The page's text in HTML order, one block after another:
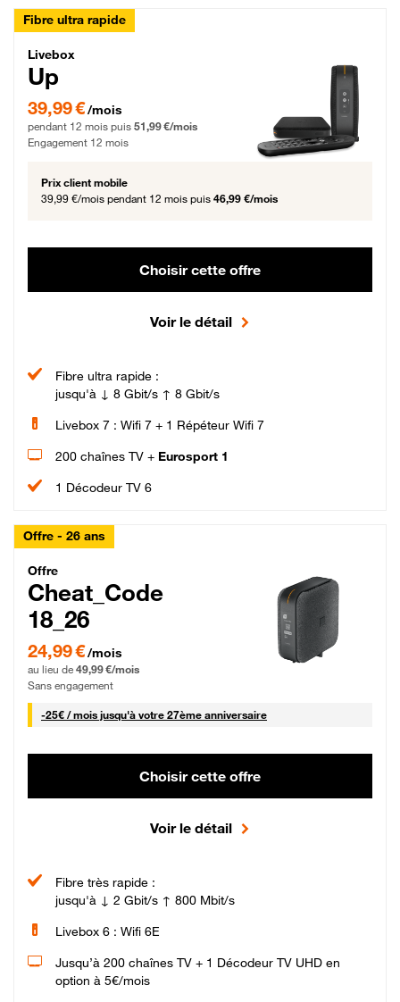
Fibre ultra rapide
Livebox Up Fibre
Livebox
Up
39,99 € par mois pendant 12 mois puis 51,99 € par mois, Engagement 12 mois
39,99 €/mois
pendant 12 mois puis 51,99 €/mois
Engagement 12 mois
Prix client mobile
39,99 €/mois pendant 12 mois puis 46,99 €/mois
Choisir cette offre
Voir le détail
Fibre ultra rapide :
jusqu'à ↓ 8 Gbit/s ↑ 8 Gbit/s
Livebox 7 : Wifi 7 + 1 Répéteur Wifi 7
200 chaînes TV + Eurosport 1
1 Décodeur TV 6
Offre - 26 ans
Cheat_Code Fibre_18_26
Offre
Cheat_Code
18_26
24,99 € par mois pendant 0 mois puis 49,99 € par mois, Sans engagement
24,99 €/mois
au lieu de 49,99 €/mois
Sans engagement
-25€ / mois25 € par mois
jusqu'à votre 27ème anniversaire
Choisir cette offre
Voir le détail
Fibre très rapide :
jusqu'à ↓ 2 Gbit/s ↑ 800 Mbit/s
Livebox 6 : Wifi 6E
Jusqu’à 200 chaînes TV + 1 Décodeur TV UHD en
option à 5€/mois